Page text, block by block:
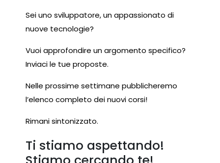
Sei uno sviluppatore, un appassionato di
nuove tecnologie?
Vuoi approfondire un argomento specifico?
Inviaci le tue proposte.
Nelle prossime settimane pubblicheremo
l’elenco completo dei nuovi corsi!
Rimani sintonizzato.
Ti stiamo aspettando!